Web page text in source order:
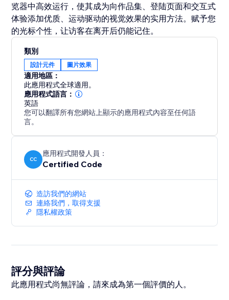
览器中高效运行，使其成为向作品集、登陆页面和交互式
体验添加优质、运动驱动的视觉效果的实用方法。赋予您
的光标个性，让访客在离开后仍能记住。
類別
設計元件 圖片效果
適用地區：
此應用程式全球適用。
應用程式語言：
英語
您可以翻譯所有您網站上顯示的應用程式內容至任何語
言。
CC
應用程式開發人員：
Certified Code
造訪我們的網站
連絡我們，取得支援
隱私權政策
評分與評論
此應用程式尚無評論，請來成為第一個評價的人。